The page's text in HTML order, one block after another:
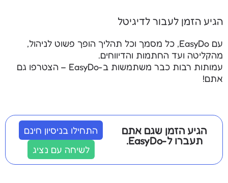
הגיע הזמן לעבור לדיגיטל
עם EasyDo, כל מסמך וכל תהליך הופך פשוט לניהול,
מהקליטה ועד החתמות והדיווחים.
עמותות רבות כבר משתמשות ב-EasyDo – הצטרפו גם
אתם!
הגיע הזמן שגם אתם
תעברו ל-EasyDo.
התחילו בניסיון חינם
לשיחה עם נציג